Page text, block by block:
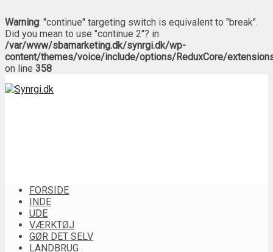
Warning: "continue" targeting switch is equivalent to "break".
Did you mean to use "continue 2"? in
/var/www/sbamarketing.dk/synrgi.dk/wp-
content/themes/voice/include/options/ReduxCore/
on line 358
FORSIDE
INDE
UDE
VÆRKTØJ
GØR DET SELV
LANDBRUG